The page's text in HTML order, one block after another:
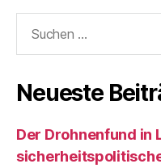
nach:
Neueste
Der Drohnenfund in